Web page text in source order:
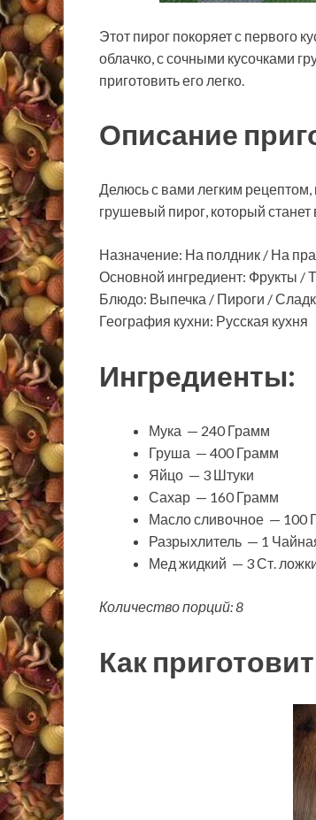
Этот пирог покоряет с первого
облачко, с сочными кусочками
приготовить его легко.
Описание
Делюсь с вами легким рецептом,
грушевый пирог, который
Назначение: На полдник / На
Основной ингредиент: Фрукты /
Блюдо: Выпечка / Пироги /
География кухни: Русская кухня
Ингредиенты:
Мука — 240 Грамм
Груша — 400 Грамм
Яйцо — 3 Штуки
Сахар — 160 Грамм
Масло сливочное — 100
Разрыхлитель — 1
Мед жидкий — 3 Ст.
Количество порций: 8
Как